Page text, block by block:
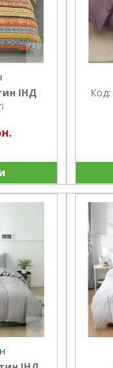
ІНД
Код: